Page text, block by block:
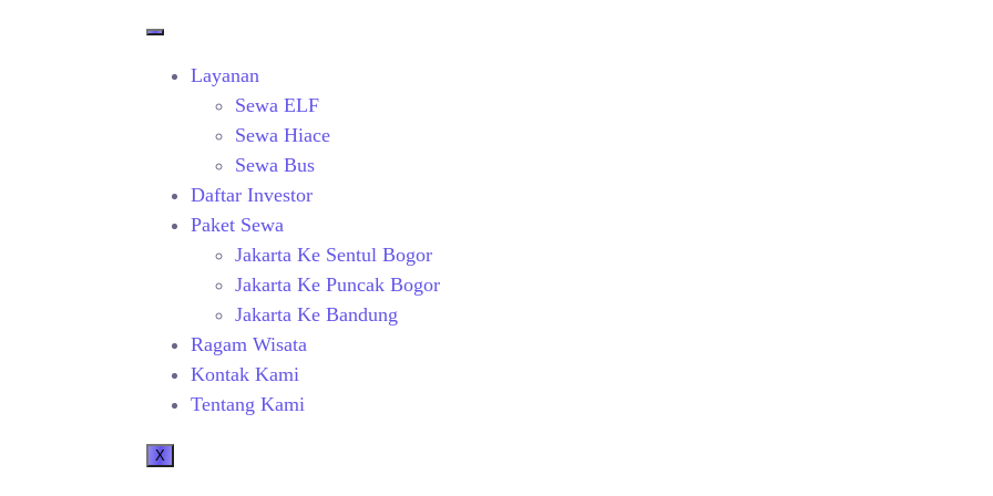
Layanan
Sewa ELF
Sewa Hiace
Sewa Bus
Daftar Investor
Paket Sewa
Jakarta Ke Sentul Bogor
Jakarta Ke Puncak Bogor
Jakarta Ke Bandung
Ragam Wisata
Kontak Kami
Tentang Kami
X